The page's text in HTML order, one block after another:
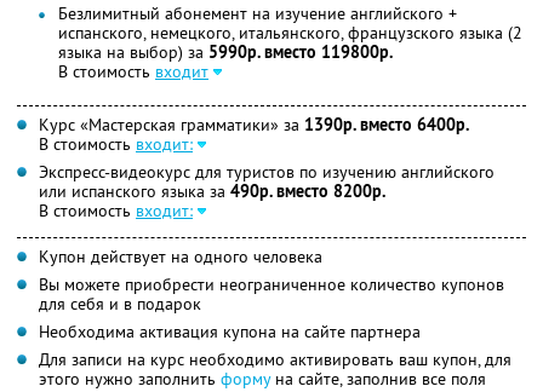
Безлимитный абонемент на изучение английского +
испанского, немецкого, итальянского, французского языка (2
языка на выбор) за 5990р. вместо 119800р.
В стоимость входит
Курс «Мастерская грамматики» за 1390р. вместо 6400р.
В стоимость входит:
Экспресс-видеокурс для туристов по изучению английского
или испанского языка за 490р. вместо 8200р.
В стоимость входит:
Купон действует на одного человека
Вы можете приобрести неограниченное количество купонов
для себя и в подарок
Необходима активация купона на сайте партнера
Для записи на курс необходимо активировать ваш купон, для
этого нужно заполнить формуна сайте, заполнив все поля